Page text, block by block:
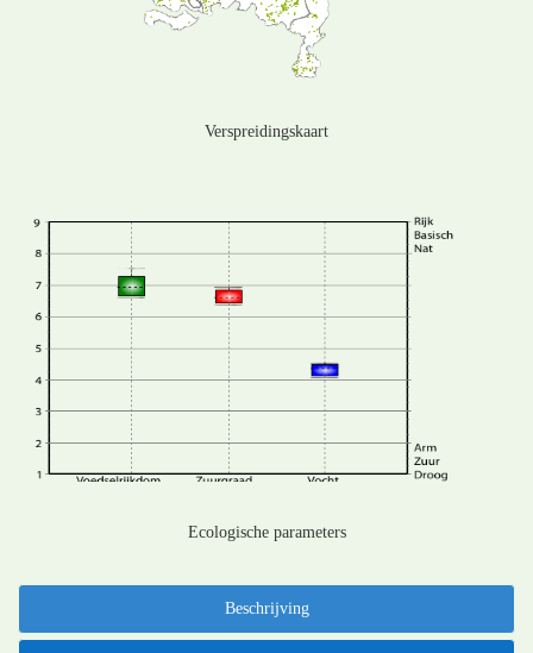
Verspreidingskaart
Ecologische parameters
Beschrijving